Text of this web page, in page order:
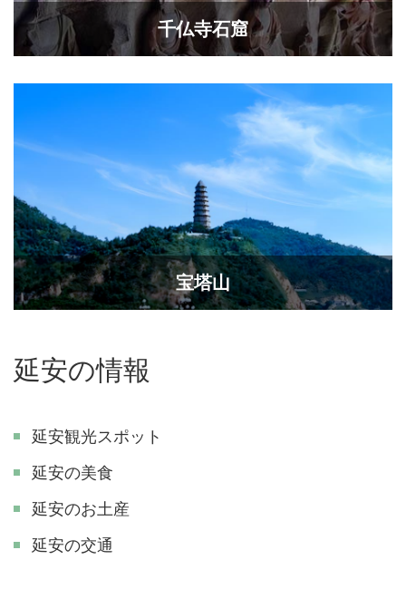
千仏寺石窟
宝塔山
延安の情報
延安観光スポット
延安の美食
延安のお土産
延安の交通